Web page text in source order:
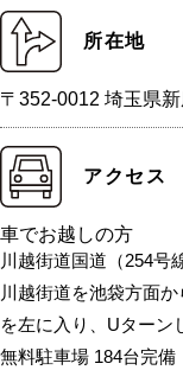
所在地
〒352-0012 埼玉県
アクセス
車でお越しの方
川越街道国道（254号
川越街道を池袋方面
を左に入り、Uターン
無料駐車場 184台完備